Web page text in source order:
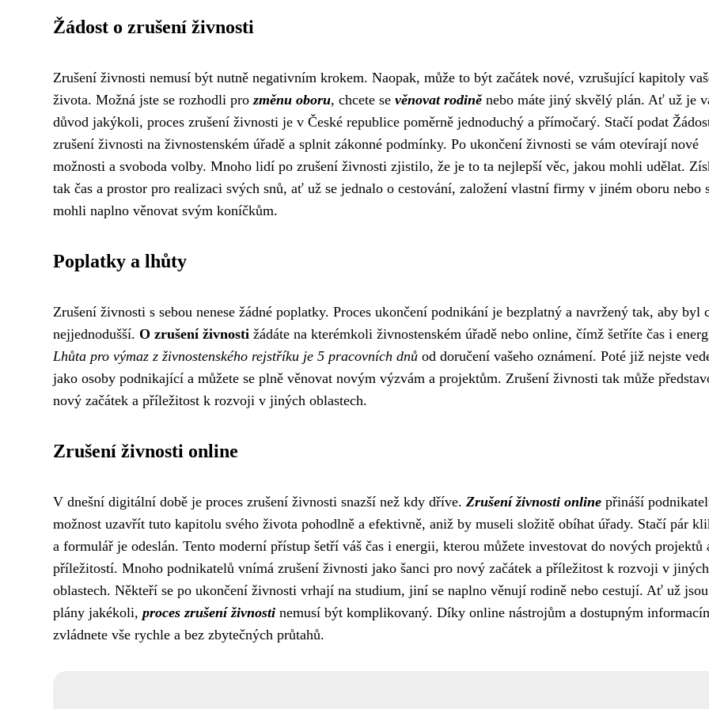
Žádost o zrušení živnosti
Zrušení živnosti nemusí být nutně negativním krokem. Naopak, může to být začátek nové, vzrušující kapitoly
života. Možná jste se rozhodli prozměnu oboru, chcete se věnovat rodiněnebo máte jiný skvělý plán. Ať už je
důvod jakýkoli, proces zrušení živnosti je v České republice poměrně jednoduchý a přímočarý. Stačí podat
zrušení živnosti na živnostenském úřadě a splnit zákonné podmínky. Po ukončení živnosti se vám otevírají nové
možnosti a svoboda volby. Mnoho lidí po zrušení živnosti zjistilo, že je to ta nejlepší věc, jakou mohli udělat.
tak čas a prostor pro realizaci svých snů, ať už se jednalo o cestování, založení vlastní firmy v jiném oboru nebo
mohli naplno věnovat svým koníčkům.
Poplatky a lhůty
Zrušení živnosti s sebou nenese žádné poplatky. Proces ukončení podnikání je bezplatný a navržený tak, aby byl
nejjednodušší. O zrušení živnosti žádáte na kterémkoli živnostenském úřadě nebo online, čímž šetříte čas i
Lhůta pro výmaz z živnostenského rejstříku je 5 pracovních dnů od doručení vašeho oznámení. Poté již nejste
jako osoby podnikající a můžete se plně věnovat novým výzvám a projektům. Zrušení živnosti tak může
nový začátek a příležitost k rozvoji v jiných oblastech.
Zrušení živnosti online
V dnešní digitální době je proces zrušení živnosti snazší než kdy dříve. Zrušení živnosti online přináší
možnost uzavřít tuto kapitolu svého života pohodlně a efektivně, aniž by museli složitě obíhat úřady. Stačí pár
a formulář je odeslán. Tento moderní přístup šetří váš čas i energii, kterou můžete investovat do nových projektů
příležitostí. Mnoho podnikatelů vnímá zrušení živnosti jako šanci pro nový začátek a příležitost k rozvoji v jiných
oblastech. Někteří se po ukončení živnosti vrhají na studium, jiní se naplno věnují rodině nebo cestují. Ať už
plány jakékoli, proces zrušení živnosti nemusí být komplikovaný. Díky online nástrojům a dostupným
zvládnete vše rychle a bez zbytečných průtahů.